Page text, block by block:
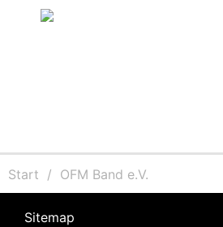
Sie befinden sich hier:
Start OFM Band e.V.
Sitemap